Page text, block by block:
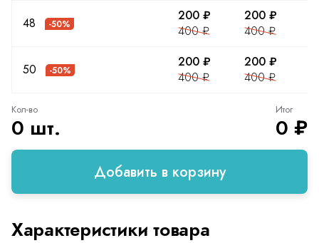
48 -50%
200 ₽
400 ₽
200 ₽
400 ₽
50 -50%
200 ₽
400 ₽
200 ₽
400 ₽
Кол-во
0 шт.
Итог
0 ₽
Добавить в корзину
Характеристики товара